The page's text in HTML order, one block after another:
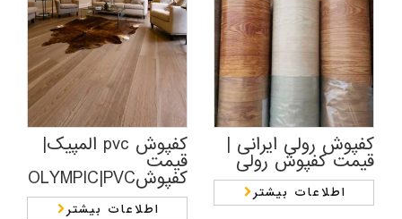
کفپوش pvc المپیک|
قیمت
کفپوشOLYMPIC|PVC
اطلاعات بیشتر
کفپوش رولی ایرانی |
قیمت کفپوش رولی
اطلاعات بیشتر